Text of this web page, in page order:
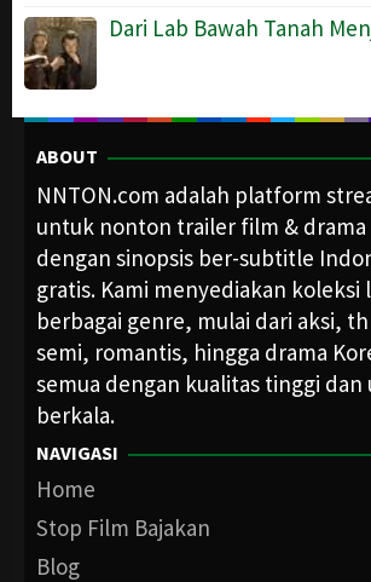
Dari Lab Bawah Tanah
ABOUT
NNTON.com adalah platform
untuk nonton trailer film & drama
dengan sinopsis ber-subtitle
gratis. Kami menyediakan koleksi
berbagai genre, mulai dari aksi,
semi, romantis, hingga drama
semua dengan kualitas tinggi dan
berkala.
NAVIGASI
Home
Stop Film Bajakan
Blog